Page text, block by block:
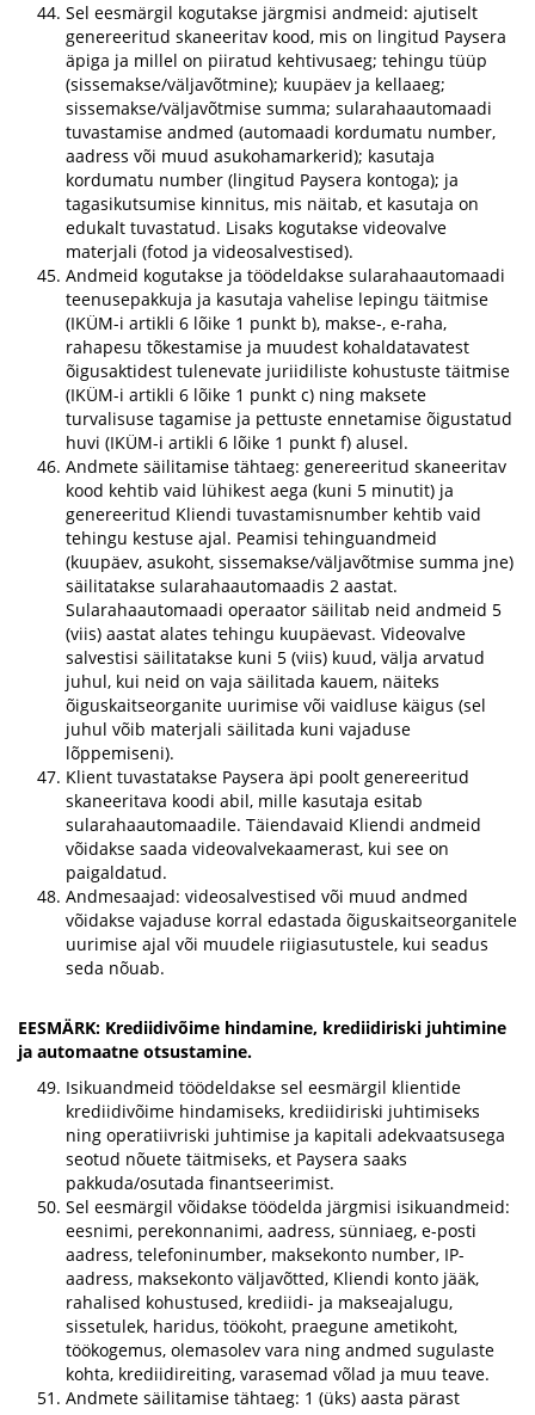
Sel eesmärgil kogutakse järgmisi andmeid: ajutiselt
genereeritud skaneeritav kood, mis on lingitud Paysera
äpiga ja millel on piiratud kehtivusaeg; tehingu tüüp
(sissemakse/väljavõtmine); kuupäev ja kellaaeg;
sissemakse/väljavõtmise summa; sularahaautomaadi
tuvastamise andmed (automaadi kordumatu number,
aadress või muud asukohamarkerid); kasutaja
kordumatu number (lingitud Paysera kontoga); ja
tagasikutsumise kinnitus, mis näitab, et kasutaja on
edukalt tuvastatud. Lisaks kogutakse videovalve
materjali (fotod ja videosalvestised).
Andmeid kogutakse ja töödeldakse sularahaautomaadi
teenusepakkuja ja kasutaja vahelise lepingu täitmise
(IKÜM-i artikli 6 lõike 1 punkt b), makse-, e-raha,
rahapesu tõkestamise ja muudest kohaldatavatest
õigusaktidest tulenevate juriidiliste kohustuste täitmise
(IKÜM-i artikli 6 lõike 1 punkt c) ning maksete
turvalisuse tagamise ja pettuste ennetamise õigustatud
huvi (IKÜM-i artikli 6 lõike 1 punkt f) alusel.
Andmete säilitamise tähtaeg: genereeritud skaneeritav
kood kehtib vaid lühikest aega (kuni 5 minutit) ja
genereeritud Kliendi tuvastamisnumber kehtib vaid
tehingu kestuse ajal. Peamisi tehinguandmeid
(kuupäev, asukoht, sissemakse/väljavõtmise summa jne)
säilitatakse sularahaautomaadis 2 aastat.
Sularahaautomaadi operaator säilitab neid andmeid 5
(viis) aastat alates tehingu kuupäevast. Videovalve
salvestisi säilitatakse kuni 5 (viis) kuud, välja arvatud
juhul, kui neid on vaja säilitada kauem, näiteks
õiguskaitseorganite uurimise või vaidluse käigus (sel
juhul võib materjali säilitada kuni vajaduse
lõppemiseni).
Klient tuvastatakse Paysera äpi poolt genereeritud
skaneeritava koodi abil, mille kasutaja esitab
sularahaautomaadile. Täiendavaid Kliendi andmeid
võidakse saada videovalvekaamerast, kui see on
paigaldatud.
Andmesaajad: videosalvestised või muud andmed
võidakse vajaduse korral edastada õiguskaitseorganitele
uurimise ajal või muudele riigiasutustele, kui seadus
seda nõuab.
EESMÄRK: Krediidivõime hindamine, krediidiriski juhtimine
ja automaatne otsustamine.
Isikuandmeid töödeldakse sel eesmärgil klientide
krediidivõime hindamiseks, krediidiriski juhtimiseks
ning operatiivriski juhtimise ja kapitali adekvaatsusega
seotud nõuete täitmiseks, et Paysera saaks
pakkuda/osutada finantseerimist.
Sel eesmärgil võidakse töödelda järgmisi isikuandmeid:
eesnimi, perekonnanimi, aadress, sünniaeg, e-posti
aadress, telefoninumber, maksekonto number, IP-
aadress, maksekonto väljavõtted, Kliendi konto jääk,
rahalised kohustused, krediidi- ja makseajalugu,
sissetulek, haridus, töökoht, praegune ametikoht,
töökogemus, olemasolev vara ning andmed sugulaste
kohta, krediidireiting, varasemad võlad ja muu teave.
Andmete säilitamise tähtaeg: 1 (üks) aasta pärast